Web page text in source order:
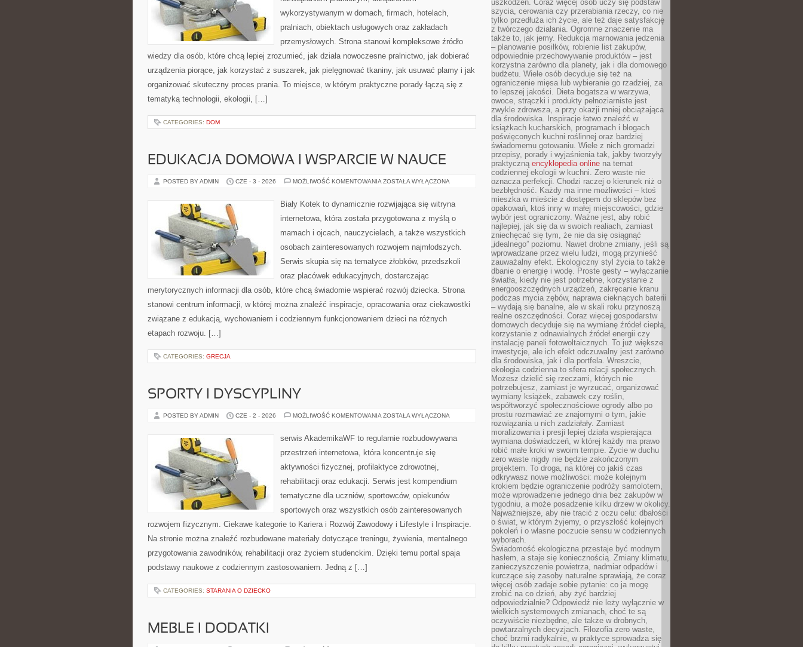
wykorzystywanym w domach, firmach, hotelach,
pralniach, obiektach usługowych oraz zakładach
przemysłowych. Strona stanowi kompleksowe źródło
wiedzy dla osób, które chcą lepiej zrozumieć, jak działa nowoczesne pralnictwo, jak dobierać
urządzenia piorące, jak korzystać z suszarek, jak pielęgnować tkaniny, jak usuwać plamy i jak
organizować skuteczny proces prania. To miejsce, w którym praktyczne porady łączą się z
tematyką technologii, ekologii, […]
CATEGORIES: DOM
EDUKACJA DOMOWA I WSPARCIE W NAUCE
POSTED BY ADMIN CZE - 3 - 2026 MOŻLIWOŚĆ KOMENTOWANIA EDUKACJA
WSPARCIE
W
ZOSTAŁA WYŁĄCZONA
Biały Kotek to dynamicznie rozwijająca się witryna
internetowa, która została przygotowana z myślą o
mamach i ojcach, nauczycielach, a także wszystkich
osobach zainteresowanych rozwojem najmłodszych.
Serwis skupia się na tematyce żłobków, przedszkoli
oraz placówek edukacyjnych, dostarczając
merytorycznych informacji dla osób, które chcą świadomie wspierać rozwój dziecka. Strona
stanowi centrum informacji, w której można znaleźć inspiracje, opracowania oraz ciekawostki
związane z edukacją, wychowaniem i codziennym funkcjonowaniem dzieci na różnych
etapach rozwoju. […]
CATEGORIES: GRECJA
SPORTY I DYSCYPLINY
POSTED BY ADMIN CZE - 2 - 2026 MOŻLIWOŚĆ KOMENTOWANIA SPORTY
ZOSTAŁA WYŁĄCZONA
serwis AkademikaWF to regularnie rozbudowywana
przestrzeń internetowa, która koncentruje się
aktywności fizycznej, profilaktyce zdrowotnej,
rehabilitacji oraz edukacji. Serwis jest kompendium
tematyczne dla uczniów, sportowców, opiekunów
sportowych oraz wszystkich osób zainteresowanych
rozwojem fizycznym. Ciekawe kategorie to Kariera i Rozwój Zawodowy i Lifestyle i Inspiracje.
Na stronie można znaleźć rozbudowane materiały dotyczące treningu, żywienia, mentalnego
przygotowania zawodników, rehabilitacji oraz życiem studenckim. Dzięki temu portal spaja
podstawy naukowe z codziennym zastosowaniem. Jedną z […]
CATEGORIES: STARANIA O DZIECKO
MEBLE I DODATKI
uszkodzeń. Coraz więcej osób uczy się podstaw
szycia, cerowania czy przerabiania rzeczy, co nie
tylko przedłuża ich życie, ale też daje satysfakcję
z twórczego działania. Ogromne znaczenie ma
także to, jak jemy. Redukcja marnowania jedzenia
– planowanie posiłków, robienie list zakupów,
odpowiednie przechowywanie produktów – jest
korzystna zarówno dla planety, jak i dla domowego
budżetu. Wiele osób decyduje się też na
ograniczenie mięsa lub wybieranie go rzadziej, za
to lepszej jakości. Dieta bogatsza w warzywa,
owoce, strączki i produkty pełnoziarniste jest
zwykle zdrowsza, a przy okazji mniej obciążająca
dla środowiska. Inspiracje łatwo znaleźć w
książkach kucharskich, programach i blogach
poświęconych kuchni roślinnej oraz bardziej
świadomemu gotowaniu. Wiele z nich gromadzi
przepisy, porady i wyjaśnienia tak, jakby tworzyły
praktyczną encyklopedia online na temat
codziennej ekologii w kuchni. Zero waste nie
oznacza perfekcji. Chodzi raczej o kierunek niż o
bezbłędność. Każdy ma inne możliwości – ktoś
mieszka w mieście z dostępem do sklepów bez
opakowań, ktoś inny w małej miejscowości, gdzie
wybór jest ograniczony. Ważne jest, aby robić
najlepiej, jak się da w swoich realiach, zamiast
zniechęcać się tym, że nie da się osiągnąć
„idealnego” poziomu. Nawet drobne zmiany, jeśli są
wprowadzane przez wielu ludzi, mogą przynieść
zauważalny efekt. Ekologiczny styl życia to także
dbanie o energię i wodę. Proste gesty – wyłączanie
światła, kiedy nie jest potrzebne, korzystanie z
energooszczędnych urządzeń, zakręcanie kranu
podczas mycia zębów, naprawa cieknących baterii
– wydają się banalne, ale w skali roku przynoszą
realne oszczędności. Coraz więcej gospodarstw
domowych decyduje się na wymianę źródeł ciepła,
korzystanie z odnawialnych źródeł energii czy
instalację paneli fotowoltaicznych. To już większe
inwestycje, ale ich efekt odczuwalny jest zarówno
dla środowiska, jak i dla portfela. Wreszcie,
ekologia codzienna to sfera relacji społecznych.
Możesz dzielić się rzeczami, których nie
potrzebujesz, zamiast je wyrzucać, organizować
wymiany książek, zabawek czy roślin,
współtworzyć społecznościowe ogrody albo po
prostu rozmawiać ze znajomymi o tym, jakie
rozwiązania u nich zadziałały. Zamiast
moralizowania i presji lepiej działa wspierająca
wymiana doświadczeń, w której każdy ma prawo
robić małe kroki w swoim tempie. Życie w duchu
zero waste nigdy nie będzie zakończonym
projektem. To droga, na której co jakiś czas
odkrywasz nowe możliwości: może kolejnym
krokiem będzie ograniczenie podróży samolotem,
może wprowadzenie jednego dnia bez zakupów w
tygodniu, a może posadzenie kilku drzew w okolicy.
Najważniejsze, aby nie tracić z oczu celu: dbałości
o świat, w którym żyjemy, o przyszłość kolejnych
pokoleń i o własne poczucie sensu w codziennych
wyborach.
Świadomość ekologiczna przestaje być modnym
hasłem, a staje się koniecznością. Zmiany klimatu,
zanieczyszczenie powietrza, nadmiar odpadów i
kurczące się zasoby naturalne sprawiają, że coraz
więcej osób zadaje sobie pytanie: co ja mogę
zrobić na co dzień, aby żyć bardziej
odpowiedzialnie? Odpowiedź nie leży wyłącznie w
wielkich systemowych zmianach, choć te są
oczywiście niezbędne, ale także w drobnych,
powtarzalnych decyzjach. Filozofia zero waste,
choć brzmi radykalnie, w praktyce sprowadza się